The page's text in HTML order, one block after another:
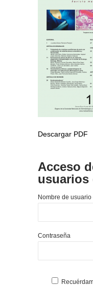
Descargar PDF
Acceso
usuarios
Nombre de
Contraseña